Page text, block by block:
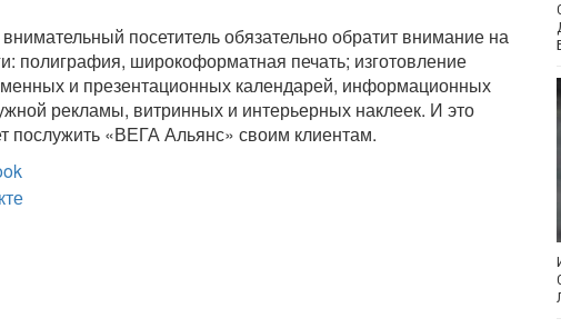
посетитель обязательно обратит внимание на
полиграфия, широкоформатная печать; изготовление
и презентационных календарей, информационных
рекламы, витринных и интерьерных наклеек. И это
послужить «ВЕГА Альянс» своим клиентам.